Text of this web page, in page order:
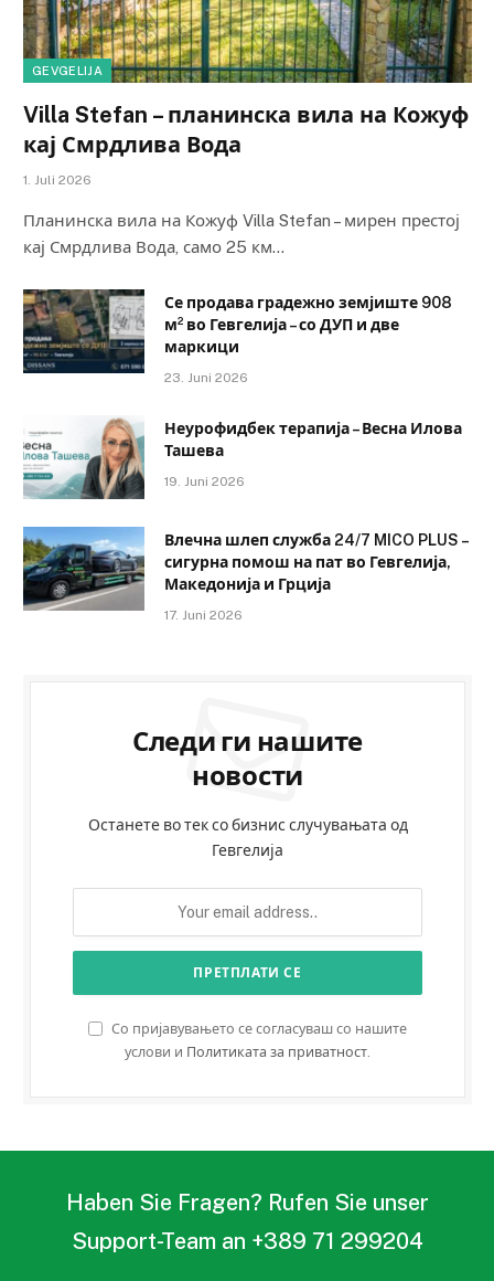
GEVGELIJA
Villa Stefan – планинска вила на Кожуф
кај Смрдлива Вода
1. Juli 2026
Планинска вила на Кожуф Villa Stefan – мирен престој
кај Смрдлива Вода, само 25 км…
Се продава градежно земјиште 908
м² во Гевгелија – со ДУП и две
маркици
23. Juni 2026
Неурофидбек терапија – Весна Илова
Ташева
19. Juni 2026
Влечна шлеп служба 24/7 MICO PLUS –
сигурна помош на пат во Гевгелија,
Македонија и Грција
17. Juni 2026
Следи ги нашите
новости
Останете во тек со бизнис случувањата од
Гевгелија
Со пријавувањето се согласуваш со нашите
услови и Политиката за приватност
Haben Sie Fragen? Rufen Sie unser
Support-Team an +389 71 299204